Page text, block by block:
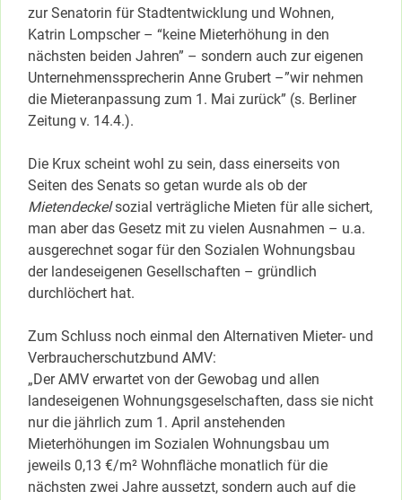
zur Senatorin für Stadtentwicklung und Wohnen,
Katrin Lompscher – “keine Mieterhöhung in den
nächsten beiden Jahren” – sondern auch zur eigenen
Unternehmenssprecherin Anne Grubert –”wir nehmen
die Mieteranpassung zum 1. Mai zurück” (s. Berliner
Zeitung v. 14.4.).
Die Krux scheint wohl zu sein, dass einerseits von
Seiten des Senats so getan wurde als ob der
Mietendeckelsozial verträgliche Mieten für alle sichert,
man aber das Gesetz mit zu vielen Ausnahmen – u.a.
ausgerechnet sogar für den Sozialen Wohnungsbau
der landeseigenen Gesellschaften – gründlich
durchlöchert hat.
Zum Schluss noch einmal den Alternativen Mieter- und
Verbraucherschutzbund AMV:
„Der AMV erwartet von der Gewobag und allen
landeseigenen Wohnungsgeselschaften, dass sie nicht
nur die jährlich zum 1. April anstehenden
Mieterhöhungen im Sozialen Wohnungsbau um
jeweils 0,13 €/m² Wohnfläche monatlich für die
nächsten zwei Jahre aussetzt, sondern auch auf die